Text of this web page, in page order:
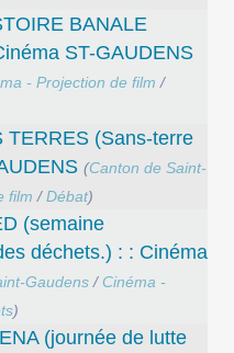
BANALE
ST-GAUDENS
- Projection de film /
TERRES (Sans-terre
(Canton de Saint-
film /Débat)
(semaine
déchets.) : : Cinéma
Gaudens / Cinéma -
)
(journée de lutte